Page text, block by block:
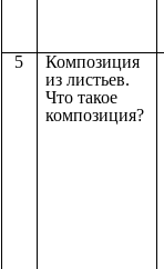
5
Композиция
из листьев.
Что такое
композиция?